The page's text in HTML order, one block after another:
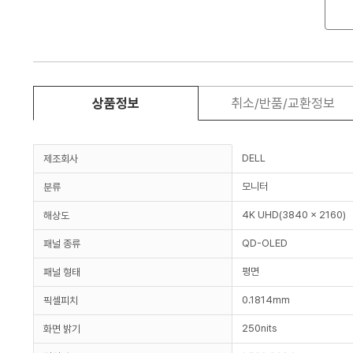
상품정보 취소/반품/교환정보
제조회사 DELL
분류 모니터
해상도 4K UHD(3840 x 2160)
패널 종류 QD-OLED
패널 형태 평면
픽셀피치 0.1814mm
화면 밝기 250nits